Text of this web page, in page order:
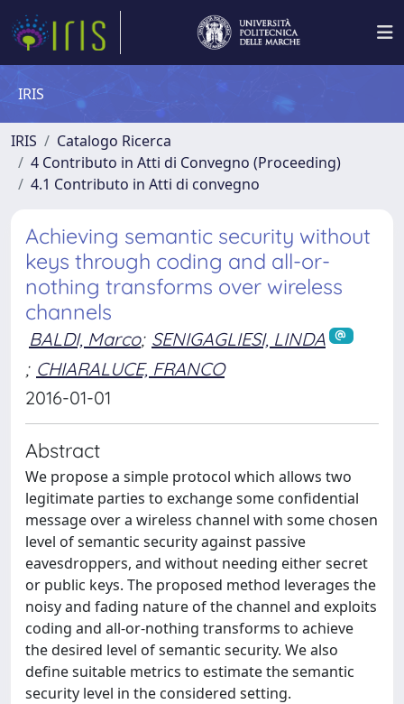
IRIS
IRIS
Catalogo Ricerca
4 Contributo in Atti di Convegno (Proceeding)
4.1 Contributo in Atti di convegno
Achieving semantic security without
keys through coding and all-or-
nothing transforms over wireless
channels
BALDI, Marco; SENIGAGLIESI, LINDA
; CHIARALUCE, FRANCO
2016-01-01
Abstract
We propose a simple protocol which allows two
legitimate parties to exchange some confidential
message over a wireless channel with some chosen
level of semantic security against passive
eavesdroppers, and without needing either secret
or public keys. The proposed method leverages the
noisy and fading nature of the channel and exploits
coding and all-or-nothing transforms to achieve
the desired level of semantic security. We also
define suitable metrics to estimate the semantic
security level in the considered setting.